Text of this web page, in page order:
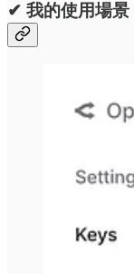
✔ 我的使用場景